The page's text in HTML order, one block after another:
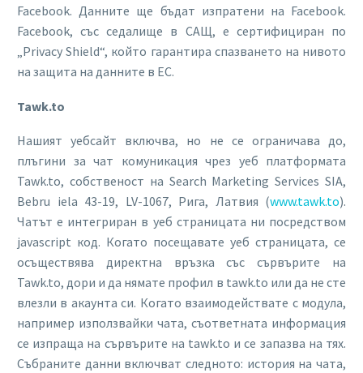
Facebook. Данните ще бъдат изпратени на Facebook.
Facebook, със седалище в САЩ, е сертифициран по
„Privacy Shield“, който гарантира спазването на нивото
на защита на данните в ЕС.
Tawk.to
Нашият уебсайт включва, но не се ограничава до,
плъгини за чат комуникация чрез уеб платформата
Tawk.to, собственост на Search Marketing Services SIA,
Bebru iela 43-19, LV-1067, Рига, Латвия (www.tawk.to).
Чатът е интегриран в уеб страницата ни посредством
javascript код. Когато посещавате уеб страницата, се
осъществява директна връзка със сървърите на
Tawk.to, дори и да нямате профил в tawk.to или да не сте
влезли в акаунта си. Когато взаимодействате с модула,
например използвайки чата, съответната информация
се изпраща на сървърите на tawk.to и се запазва на тях.
Събраните данни включват следното: история на чата,